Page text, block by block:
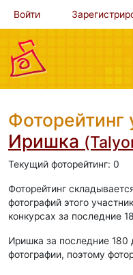
Войти
Фоторейтинг
Иришка
Текущий фоторейтинг: 0
Фоторейтинг
фотографий этого
конкурсах за последние
Иришка за последние 180
фотографии, поэтому